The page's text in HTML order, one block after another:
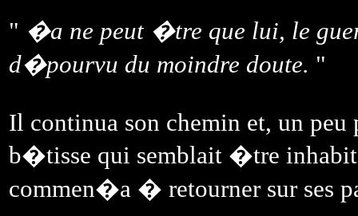
" �a ne peut �tre que lui, le
d�pourvu du moindre doute. "
Il continua son chemin et, un
b�tisse qui semblait �tre
commen�a � retourner sur ses